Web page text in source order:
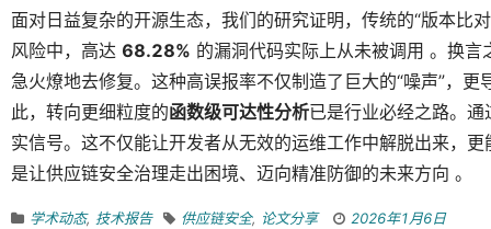
面对日益复杂的开源生态，我们的研究证明，传统的“版本比
风险中，高达 68.28% 的漏洞代码实际上从未被调用 。换言
急火燎地去修复。这种高误报率不仅制造了巨大的“噪声”，
此，转向更细粒度的函数级可达性分析已是行业必经之路。
实信号。这不仅能让开发者从无效的运维工作中解脱出来，
是让供应链安全治理走出困境、迈向精准防御的未来方向 。
学术动态, 技术报告 供应链安全, 论文分享 2026年1月6日